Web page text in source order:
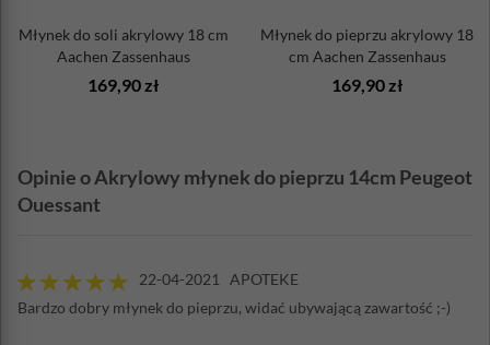
Młynek do soli akrylowy 18 cm
Aachen Zassenhaus
169,90 zł
Młynek do pieprzu akrylowy 18
cm Aachen Zassenhaus
169,90 zł
Opinie o Akrylowy młynek do pieprzu 14cm Peugeot
Ouessant
22-04-2021 APOTEKE
Bardzo dobry młynek do pieprzu, widać ubywającą zawartość ;-)